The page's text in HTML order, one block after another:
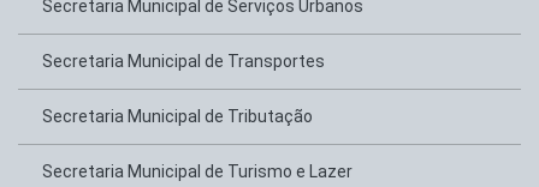
Secretaria Municipal de Serviços Urbanos
Secretaria Municipal de Transportes
Secretaria Municipal de Tributação
Secretaria Municipal de Turismo e Lazer